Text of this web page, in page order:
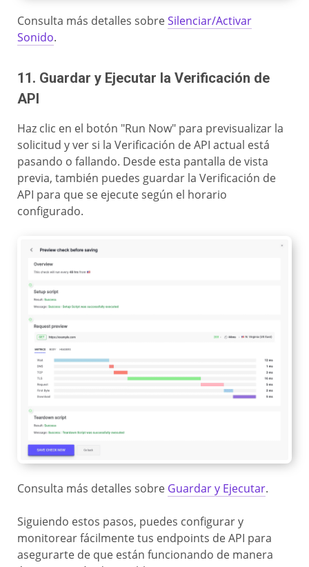
Consulta más detalles sobreSilenciar/Activar
Sonido.
11. Guardar y Ejecutar la Verificación de
API
Haz clic en el botón "Run Now" para previsualizar la
solicitud y ver si la Verificación de API actual está
pasando o fallando. Desde esta pantalla de vista
previa, también puedes guardar la Verificación de
API para que se ejecute según el horario
configurado.
Consulta más detalles sobre Guardar y Ejecutar.
Siguiendo estos pasos, puedes configurar y
monitorear fácilmente tus endpoints de API para
asegurarte de que están funcionando de manera